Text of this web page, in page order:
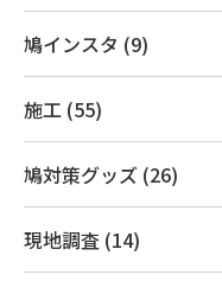
鳩インスタ (9)
施工 (55)
鳩対策グッズ (26)
現地調査 (14)